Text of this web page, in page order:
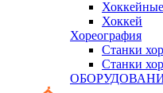
Хоккей
Хореография
Станки
Станки